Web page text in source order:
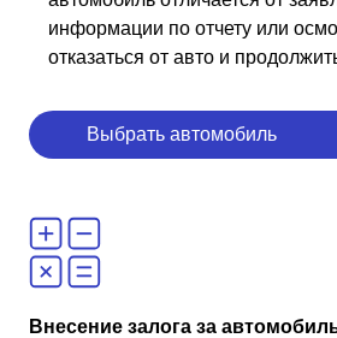
информации по отчету или
отказаться от авто и
Выбрать автомобиль
Внесение залога за